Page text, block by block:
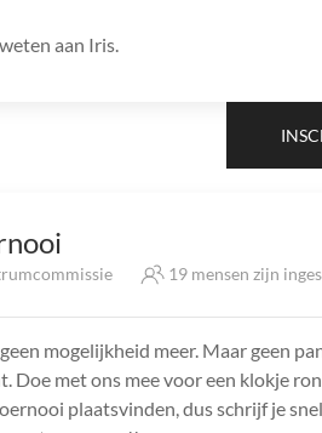
aan Iris.
19 mensen zijn
mogelijkheid meer. Maar geen
Doe met ons mee voor een klokje
plaatsvinden, dus schrijf je